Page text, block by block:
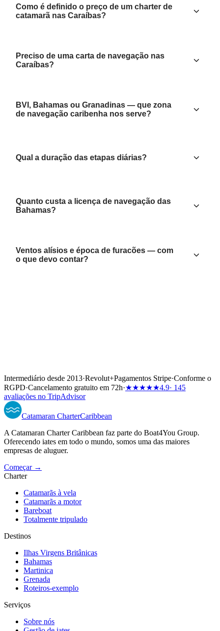
Como é definido o preço de um charter de
catamarã nas Caraíbas?
Preciso de uma carta de navegação nas
Caraíbas?
BVI, Bahamas ou Granadinas — que zona
de navegação caribenha nos serve?
Qual a duração das etapas diárias?
Quanto custa a licença de navegação das
Bahamas?
Ventos alísios e época de furacões — com
o que devo contar?
Intermediário desde 2013·Revolut+Pagamentos Stripe·Conforme o
RGPD·Cancelamento gratuito em 72h·★★★★★4.9· 145
avaliações no TripAdvisor
Catamaran CharterCaribbean
A Catamaran Charter Caribbean faz parte do Boat4You Group.
Oferecendo iates em todo o mundo, somos uma das maiores
empresas de aluguer.
Começar →
Charter
Catamarãs à vela
Catamarãs a motor
Bareboat
Totalmente tripulado
Destinos
Ilhas Virgens Britânicas
Bahamas
Martinica
Grenada
Roteiros-exemplo
Serviços
Sobre nós